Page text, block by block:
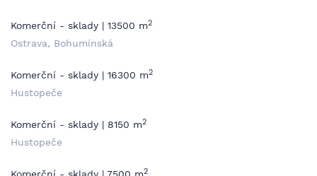
Komerční - sklady | 13500 m2
Ostrava, Bohumínská
Komerční - sklady | 16300 m2
Hustopeče
Komerční - sklady | 8150 m2
Hustopeče
2